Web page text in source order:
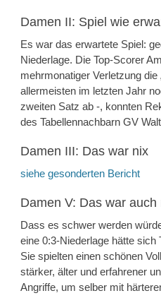
Damen II: Spiel wie
Es war das erwartete Spiel:
Niederlage. Die Top-Scorer
mehrmonatiger Verletzung
allermeisten im letzten Jahr
zweiten Satz ab -, konnten
des Tabellennachbarn GV
Damen III: Das war nix
siehe gesonderten Bericht
Damen V: Das war auch
Dass es schwer werden
eine 0:3-Niederlage hätte
Sie spielten einen schönen
stärker, älter und erfahrener
Angriffe, um selber mit